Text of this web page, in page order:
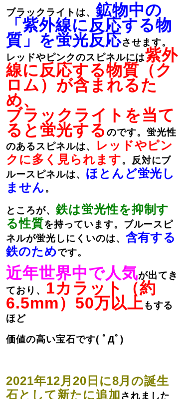
ブラックライトは、 鉱物中の
「紫外線に反応する物
質」を蛍光反応させます。
レッドやピンクのスピネルには紫外
線に反応する物質（ク
ロム）が含まれるた
め、
ブラックライトを当て
ると蛍光する のです。蛍光性
のあるスピネルは、
レッドやピン
クに多く見られます。反対にブ
ルースピネルは、 ほとんど蛍光し
ません。
ところが、 鉄は蛍光性を抑制す
る性質を持っています。ブルースピ
ネルが蛍光しにくいのは、 含有する
鉄のためです。
近年世界中で人気が出てき
ており、
1カラット（約
6.5mm）50万以上もする
ほど
価値の高い宝石です( ﾟДﾟ)
2021年12月20日に8月の誕生
石として新たに追加されました